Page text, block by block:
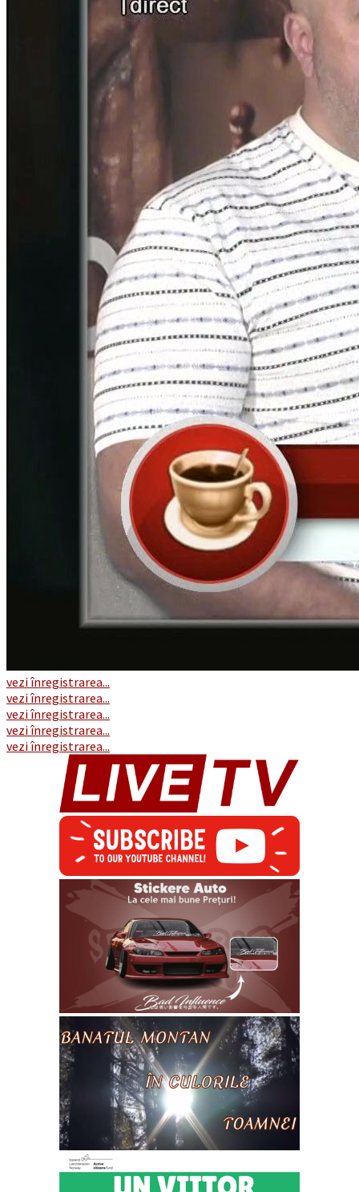
vezi înregistrarea...
vezi înregistrarea...
vezi înregistrarea...
vezi înregistrarea...
vezi înregistrarea...